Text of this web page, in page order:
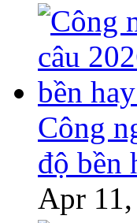
Công
độ bền
Apr